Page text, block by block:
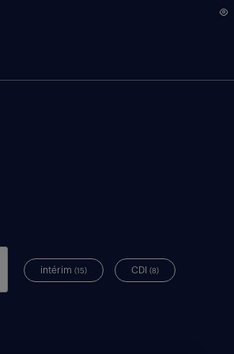
intérim(15) CDI(8)